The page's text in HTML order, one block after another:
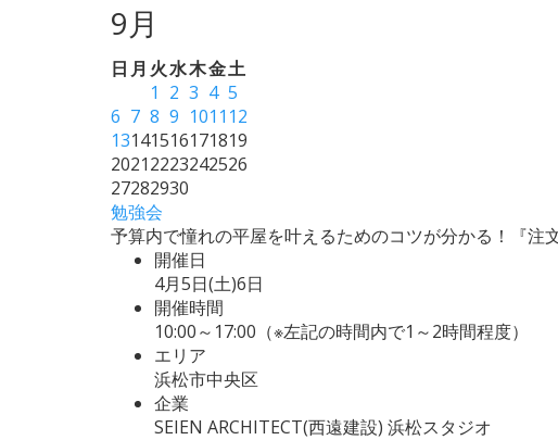
9月
日 月 火水木金土
1 2 3 4 5
6 7 8 9 1011 12
13141516171819
20212223242526
27282930
勉強会
予算内で憧れの平屋を叶えるためのコツが分かる！『注
開催日
4月5日(土)6日
開催時間
10:00～17:00（※左記の時間内で1～2時間程度）
エリア
浜松市中央区
企業
SEIEN ARCHITECT(西遠建設) 浜松スタジオ